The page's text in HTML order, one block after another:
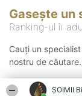
ȘOIMII
Gasește un
Ranking-ul îi
Cauți un
nostru de